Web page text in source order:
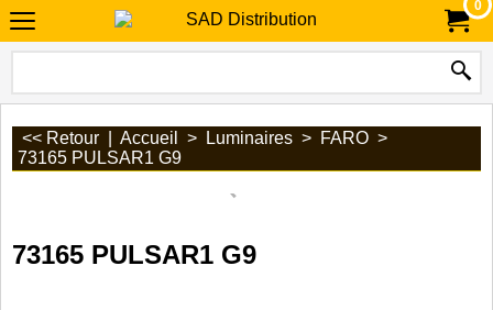
0
<< Retour Accueil > Luminaires > FARO >
73165 PULSAR1 G9
73165 PULSAR1 G9